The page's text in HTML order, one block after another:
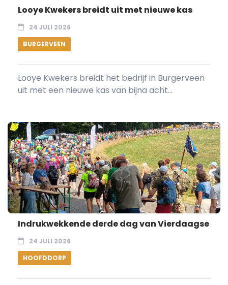
Looye Kwekers breidt uit met nieuwe kas
24 JULI 2026
BURGERVEEN
Looye Kwekers breidt het bedrijf in Burgerveen
uit met een nieuwe kas van bijna acht...
Indrukwekkende derde dag van Vierdaagse
24 JULI 2026
HOOFDDORP